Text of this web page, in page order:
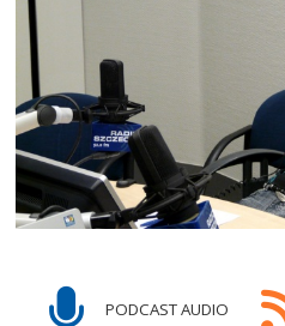
PODCAST AUDIO